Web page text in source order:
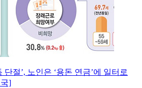
단절’, 노인은 ‘용돈 연금’에 일터로
]